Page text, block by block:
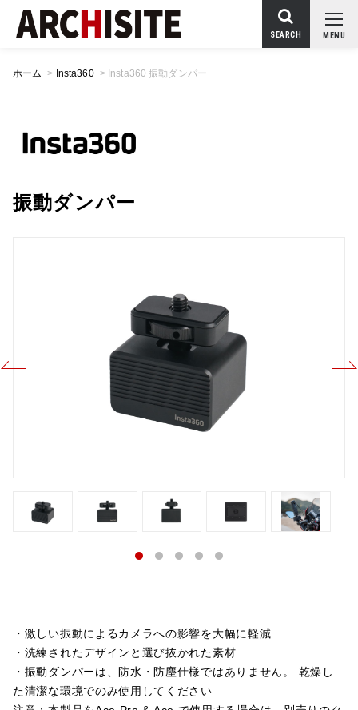
MENU
SEARCH
ホーム > Insta360 > Insta360 振動ダンパー
振動ダンパー
・激しい振動によるカメラへの影響を大幅に軽減
・洗練されたデザインと選び抜かれた素材
・振動ダンパーは、防水・防塵仕様ではありません。 乾燥し
た清潔な環境でのみ使用してください